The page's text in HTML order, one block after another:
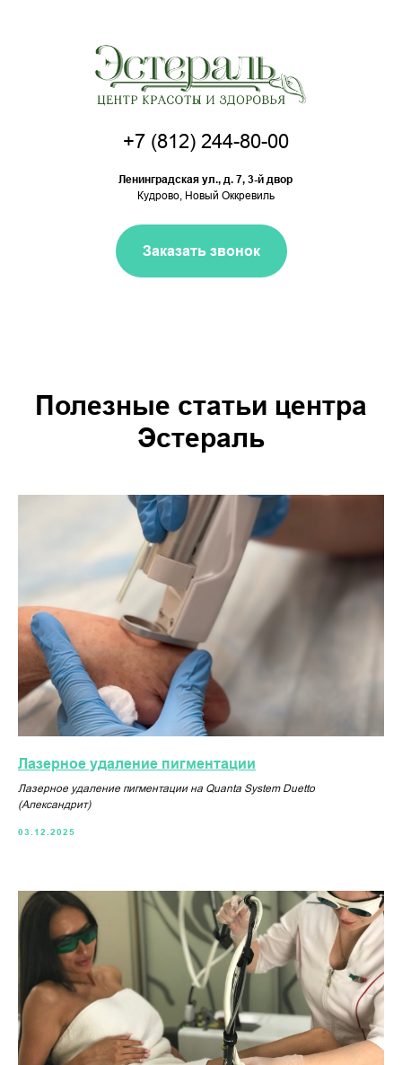
+7 (812) 244-80-00
Ленинградская ул., д. 7, 3-й двор
Кудрово, Новый Оккревиль
Заказать звонок
Полезные статьи центра
Эстераль
Лазерное удаление пигментации
Лазерное удаление пигментации на Quanta System Duetto
(Александрит)
03.12.2025